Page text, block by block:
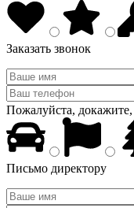
Заказать звонок
Пожалуйста,
Письмо директору